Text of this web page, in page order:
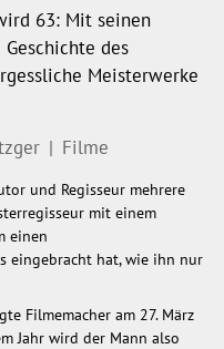
63: Mit seinen
des
Meisterwerke
| Filme
und Regisseur mehrere
mit einem
einen
eingebracht hat, wie ihn nur
Filmemacher am 27. März
Jahr wird der Mann also